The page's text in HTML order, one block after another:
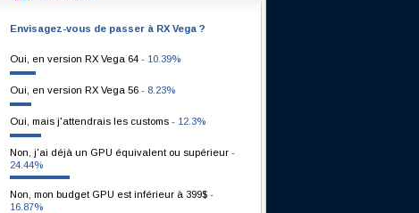
Envisagez-vous de passer à RX Vega ?
Oui, en version RX Vega 64 - 10.39%
Oui, en version RX Vega 56 - 8.23%
Oui, mais j'attendrais les customs - 12.3%
Non, j'ai déjà un GPU équivalent ou supérieur -
24.44%
Non, mon budget GPU est inférieur à 399$ -
16.87%